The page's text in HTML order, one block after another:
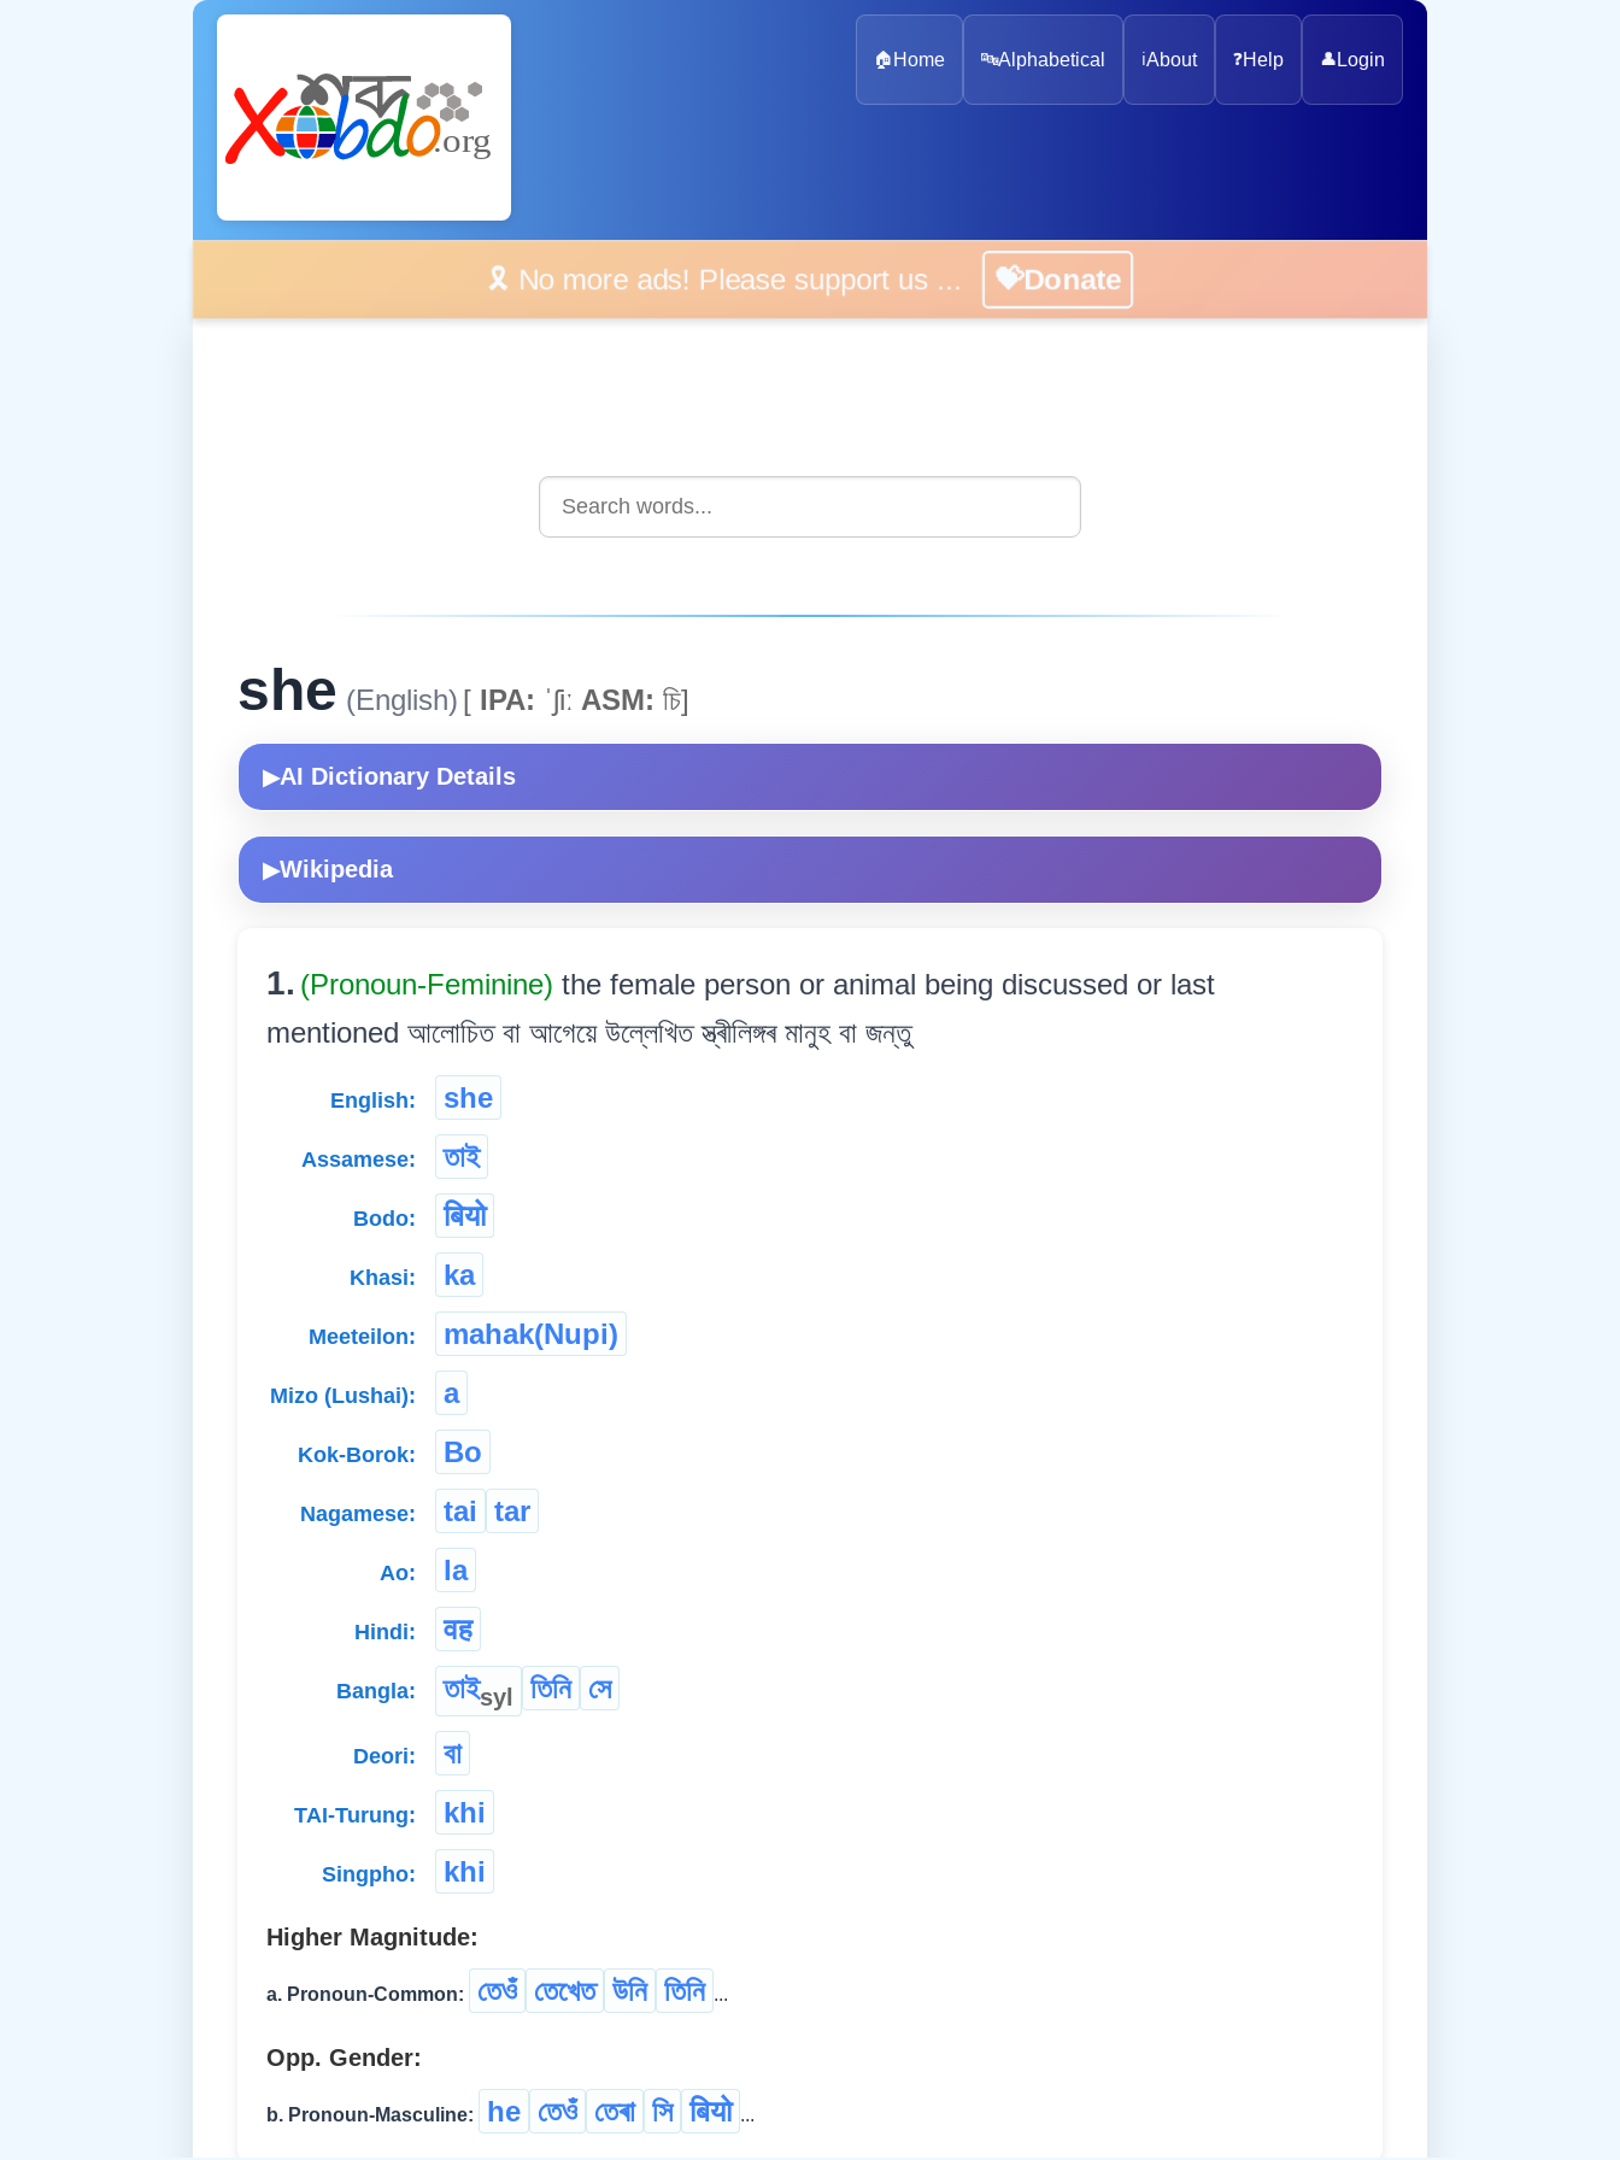
🏠 Home 🔤Alphabetical ℹ️About ❓Help 👤 Login
🎗️ No more ads! Please support us ... 💝Donate
she (English) [ IPA: ˈʃiː ASM: চি]
▶AI Dictionary Details
▶Wikipedia
1. (Pronoun-Feminine) the female person or animal being discussed or last
mentioned আলোচিত বা আগেয়ে উল্লেখিত স্ত্ৰীলিঙ্গৰ মানুহ বা জন্তু
English: she
Assamese: তাই
Bodo: बियो
Khasi: ka
Meeteilon: mahak(Nupi)
Mizo (Lushai): a
Kok-Borok: Bo
Nagamese: tai tar
Ao: la
Hindi: वह
Bangla: তাইsyl তিনি সে
Deori: বা
TAI-Turung: khi
Singpho: khi
Higher Magnitude:
a. Pronoun-Common: তেওঁ তেখেত উনি তিনি ...
Opp. Gender:
b. Pronoun-Masculine: he তেওঁ তেৰা সি बियो ...